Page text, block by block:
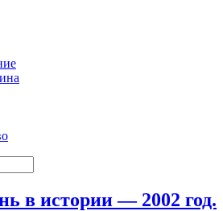
в истории — 2002 год.